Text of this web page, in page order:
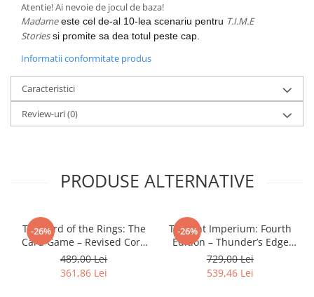
Carnetele
Dragon Ball
Pokemon
One Piece
Lord of The Rings
Naruto Shippuden
Stranger Things
Collectibles
KPop Demon Hunters
Atentie! Ai nevoie de jocul de baza!
Madameeste cel de-al 10-lea scenariu pentru T.I.M.E
Storiessi promite sa dea totul peste cap.
Informatii conformitate produs
Caracteristici
Review-uri(0)
PRODUSE ALTERNATIVE
-26%
The Lord of the Rings: The
Card Game – Revised Core
Set
489,00 Lei
361,86 Lei
-26%
Twilight Imperium: Fourth
Edition – Thunder’s Edge
Expansion (EN)
729,00 Lei
539,46 Lei